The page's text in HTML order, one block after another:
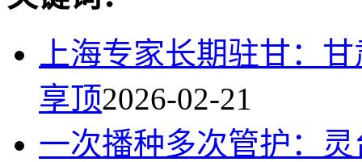
上海专家长期驻甘：
享顶2026-02-21
一次播种多次管护：